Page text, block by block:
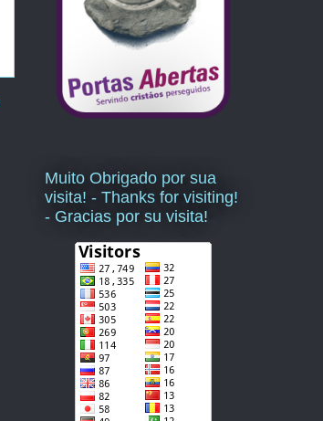
Muito Obrigado por sua
visita! - Thanks for visiting!
- Gracias por su visita!